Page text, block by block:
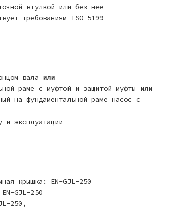
втулкой или без нее
требованиям ISO 5199
вала или
раме с муфтой и защитой муфты или
на фундаментальной раме насос с
и эксплуатации
крышка: EN-GJL-250
GJL-250
250,